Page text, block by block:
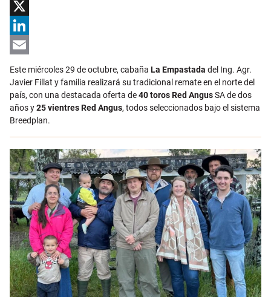
Facebook
X
LinkedIn
Este miércoles 29 de octubre, cabaña La Empastada del Ing. Agr.
Javier Fillat y familia realizará su tradicional remate en el norte del
país, con una destacada oferta de40 toros Red AngusSA de dos
años y25 vientres Red Angus, todos seleccionados bajo el sistema
Breedplan.